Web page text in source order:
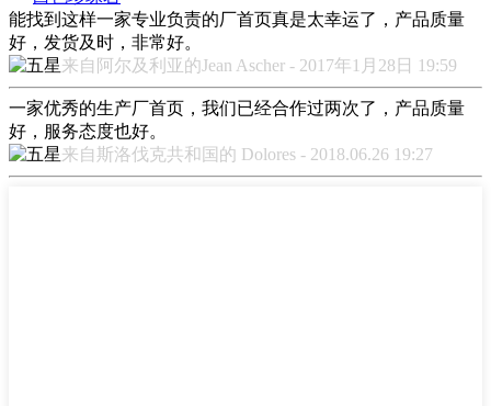
能找到这样一家专业负责的厂首页真是太幸运了，产品质量
好，发货及时，非常好。
来自阿尔及利亚的Jean Ascher - 2017年1月28日 19:59
一家优秀的生产厂首页，我们已经合作过两次了，产品质量
好，服务态度也好。
来自斯洛伐克共和国的 Dolores - 2018.06.26 19:27